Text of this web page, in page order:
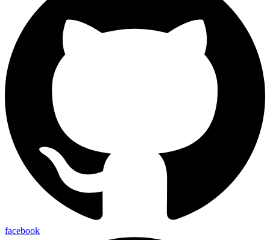
facebook